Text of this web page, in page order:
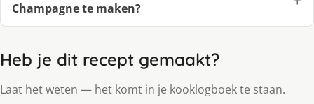
Champagne te maken?
Heb je dit recept gemaakt?
Laat het weten — het komt in je kooklogboek te staan.